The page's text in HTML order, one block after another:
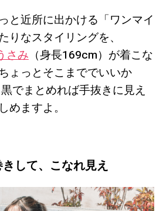
と近所に出かける「ワンマイ
りなスタイリングを、
さみ（身長169cm）が着こな
ょっとそこまででいいか
でまとめれば手抜きに見え
めますよ。
して、こなれ見え